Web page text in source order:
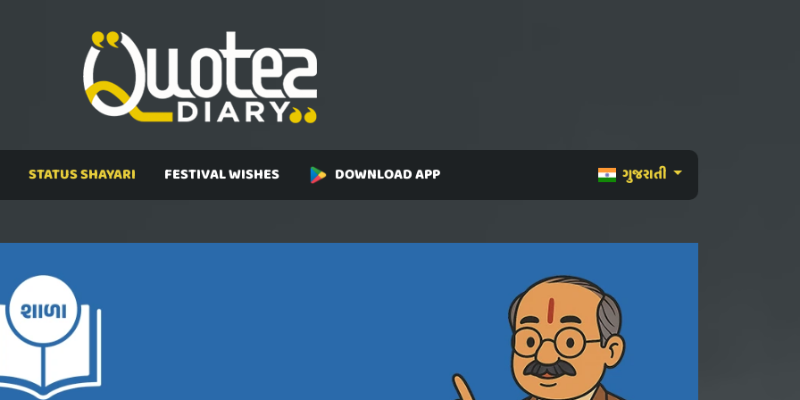
ગુજરાતી
STATUS SHAYARI FESTIVAL WISHES DOWNLOAD APP